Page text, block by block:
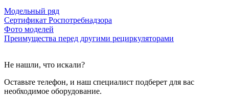
Модельный ряд
Сертификат Роспотребнадзора
Фото моделей
Преимущества перед другими рециркуляторами
Не нашли, что искали?
Оставьте телефон, и наш специалист подберет для вас
необходимое оборудование.